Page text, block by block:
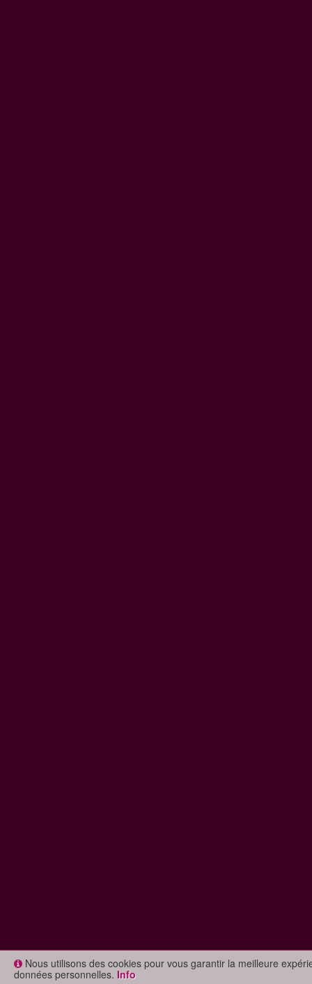
Nous utilisons des cookies pour vous garantir la meilleure
données personnelles. Info